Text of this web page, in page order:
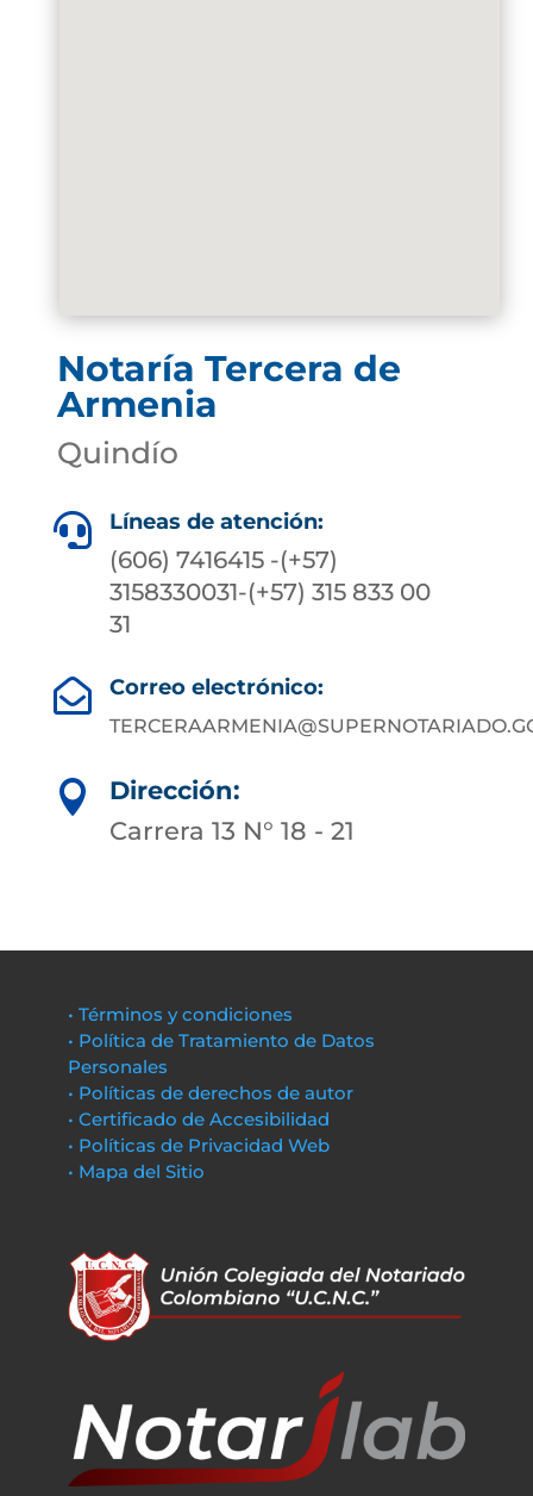
Notaría Tercera de
Armenia
Quindío
 Líneas de atención:
(606) 7416415 -(+57)
3158330031-(+57) 315 833 00
31
 Correo electrónico:

Dirección:
Carrera 13 N° 18 - 21
• Términos y condiciones
• Política de Tratamiento de Datos
Personales
• Políticas de derechos de autor
• Certificado de Accesibilidad
• Políticas de Privacidad Web
• Mapa del Sitio